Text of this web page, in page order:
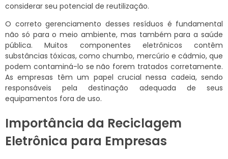
considerar seu potencial de reutilização.
O correto gerenciamento desses resíduos é fundamental
não só para o meio ambiente, mas também para a saúde
pública. Muitos componentes eletrônicos contêm
substâncias tóxicas, como chumbo, mercúrio e cádmio, que
podem contaminá-lo se não forem tratados corretamente.
As empresas têm um papel crucial nessa cadeia, sendo
responsáveis pela destinação adequada de seus
equipamentos fora de uso.
Importância da Reciclagem
Eletrônica para Empresas